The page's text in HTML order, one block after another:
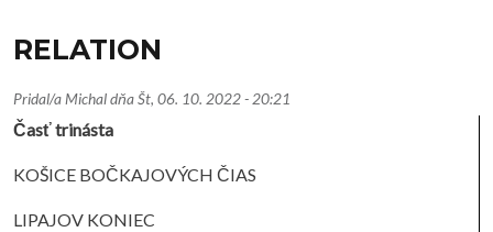
RELATION
Pridal/a MichaldňaŠt, 06. 10. 2022 - 20:21
Časť trinásta
KOŠICE BOČKAJOVÝCH ČIAS
LIPAJOV KONIEC